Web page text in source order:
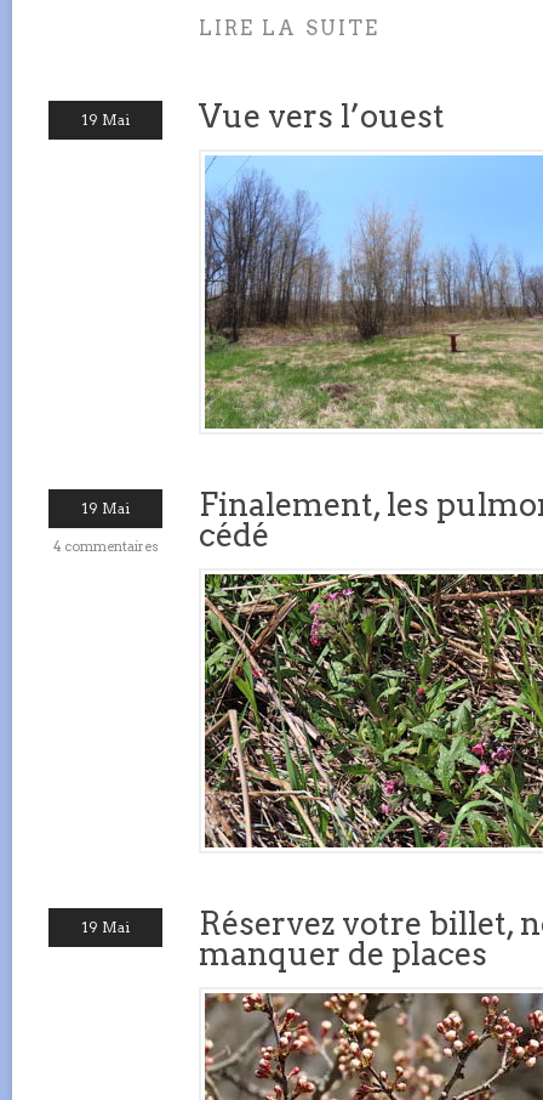
LIRE LA SUITE
19 Mai Vue vers l’ouest
19 Mai
4 commentaires
Finalement, les
cédé
19 Mai
Réservez votre billet,
manquer de places